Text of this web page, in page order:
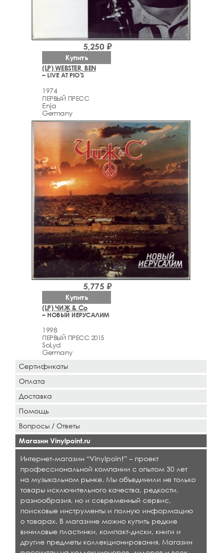
(LP) WEBSTER, BEN
– LIVE AT PIO'S
1974
ПЕРВЫЙ ПРЕСС
Enja
Germany
5,250 ₽
Купить
(LP) ЧИЖ & Со
– НОВЫЙ ИЕРУСАЛИМ
1998
ПЕРВЫЙ ПРЕСС 2015
SoLyd
Germany
5,775 ₽
Купить
Сертификаты
Оплата
Доставка
Помощь
Вопросы / Ответы
Магазин Vinylpoint.ru
Интернет-магазин “Vinylpoint” – проект
профессиональной компании с опытом 30 лет
на музыкальном рынке. Мы объединили не только
товары исключительного качества, редкости,
разнообразия, но и современный сервис,
поисковые инструменты и полную информацию
о товарах. В магазине можно купить редкие
виниловые пластинки, компакт-диски, книги и
другие предметы коллекционирования. Магазин